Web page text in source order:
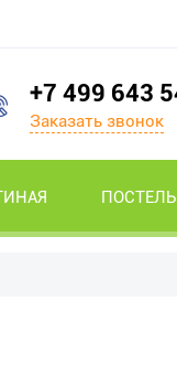
+7 499 643
Заказать звонок
ПОСТЕЛЬ